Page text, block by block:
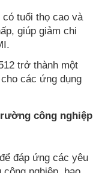
tuổi thọ cao và
giúp giảm chi
trở thành một
các ứng dụng
công nghiệp
đáp ứng các yêu